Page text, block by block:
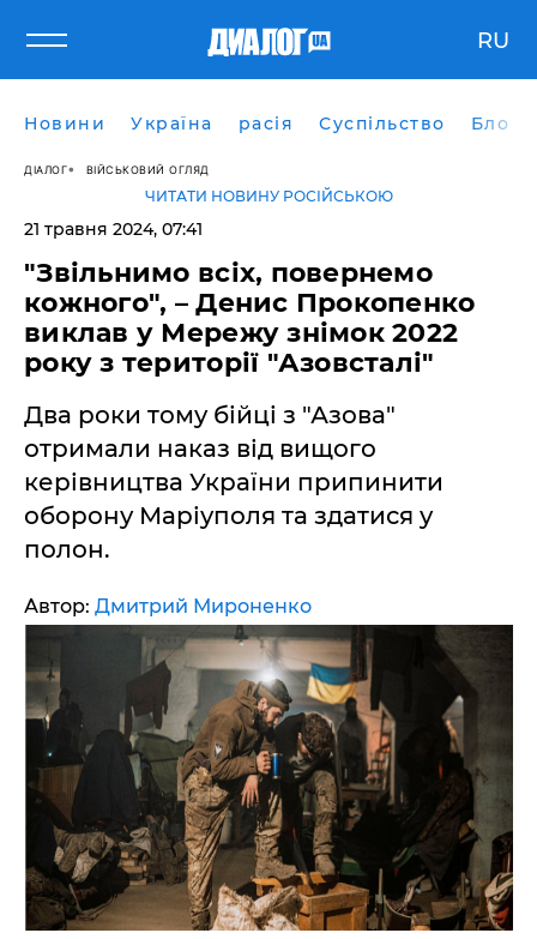
RU
Новини Україна расія Суспільство Блоги
ДІАЛОГ ВІЙСЬКОВИЙ ОГЛЯД
ЧИТАТИ НОВИНУ РОСІЙСЬКОЮ
21 травня 2024, 07:41
"Звільнимо всіх, повернемо
кожного", – Денис Прокопенко
виклав у Мережу знімок 2022
року з території "Азовсталі"
Два роки тому бійці з "Азова"
отримали наказ від вищого
керівництва України припинити
оборону Маріуполя та здатися у
полон.
Автор: Дмитрий Мироненко